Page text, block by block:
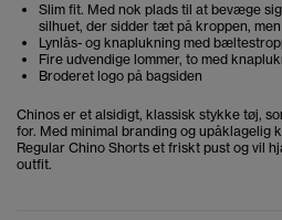
Slim fit. Med nok plads til at bevæge
silhuet, der sidder tæt på kroppen,
Lynlås- og knaplukning med
Fire udvendige lommer, to med
Broderet logo på bagsiden
Chinos er et alsidigt, klassisk stykke tøj,
for. Med minimal branding og upåklagelig
Regular Chino Shorts et friskt pust og vil
outfit.